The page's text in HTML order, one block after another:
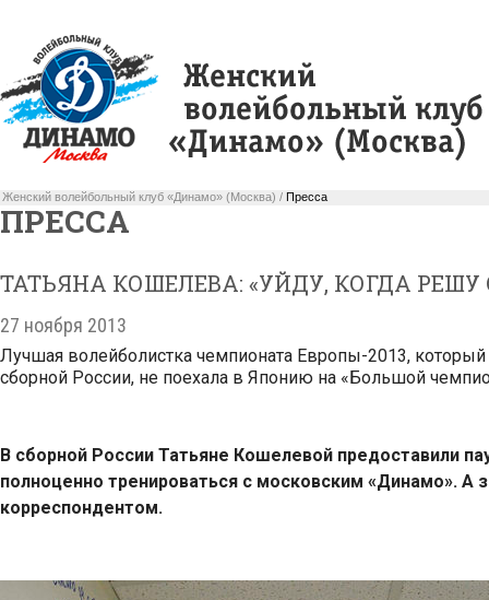
Женский волейбольный клуб «Динамо» (Москва) / Пресса
ПРЕССА
ТАТЬЯНА КОШЕЛЕВА: «УЙДУ, КОГДА
27 ноября 2013
Лучшая волейболистка чемпионата Европы-2013,
сборной России, не поехала в Японию на «Большой
В сборной России Татьяне Кошелевой предоставили
полноценно тренироваться с московским «Динамо». А
корреспондентом.